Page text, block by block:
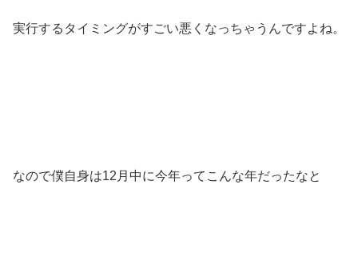
実行するタイミングがすごい悪くなっちゃうんですよね。
なので僕自身は12月中に今年ってこんな年だったなと